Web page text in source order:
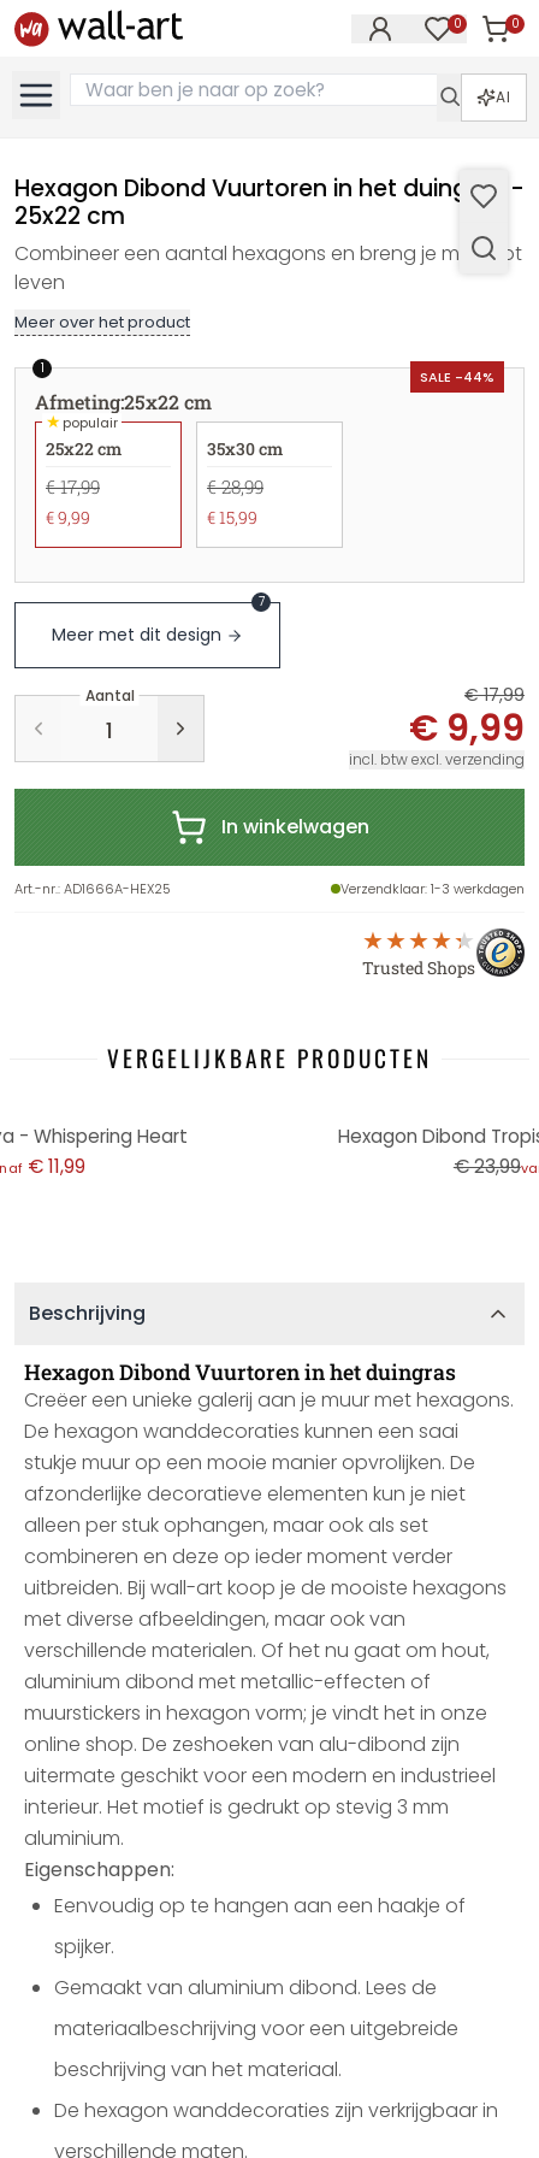
0 0
AI
Hexagon Dibond Vuurtoren in het duingras -
25x22 cm
Combineer een aantal hexagons en breng je muur tot
leven
Meer over het product
SALE -44%
1
Afmeting:25x22 cm
★populair
25x22 cm
€ 17,99
€ 9,99
35x30 cm
€ 28,99
€ 15,99
Meer met dit design
7
Aantal € 17,99
€ 9,99
incl. btw excl. verzending
In winkelwagen
Art.-nr.:AD1666A-HEX25 Verzendklaar: 1-3 werkdagen
Trusted Shops
VERGELIJKBARE PRODUCTEN
- Whispering Heart
€ 11,99
Hexagon Dibond
€ 23,99
Beschrijving
Hexagon Dibond Vuurtoren in het duingras
Creëer een unieke galerij aan je muur met hexagons.
De hexagon wanddecoraties kunnen een saai
stukje muur op een mooie manier opvrolijken. De
afzonderlijke decoratieve elementen kun je niet
alleen per stuk ophangen, maar ook als set
combineren en deze op ieder moment verder
uitbreiden. Bij wall-art koop je de mooiste hexagons
met diverse afbeeldingen, maar ook van
verschillende materialen. Of het nu gaat om hout,
aluminium dibond met metallic-effecten of
muurstickers in hexagon vorm; je vindt het in onze
online shop. De zeshoeken van alu-dibond zijn
uitermate geschikt voor een modern en industrieel
interieur. Het motief is gedrukt op stevig 3 mm
aluminium.
Eigenschappen:
Eenvoudig op te hangen aan een haakje of
spijker.
Gemaakt van aluminium dibond. Lees de
materiaalbeschrijving voor een uitgebreide
beschrijving van het materiaal.
De hexagon wanddecoraties zijn verkrijgbaar in
verschillende maten.